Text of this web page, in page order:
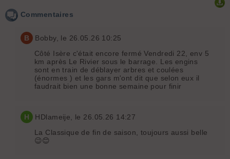
Commentaires
B Bobby, le 26.05.26 10:25
Côté Isère c'était encore fermé Vendredi 22, env 5
km après Le Rivier sous le barrage. Les engins
sont en train de déblayer arbres et coulées
(énormes ) et les gars m'ont dit que selon eux il
faudrait bien une bonne semaine pour finir
H HDlameije , le 26.05.26 14:27
La Classique de fin de saison, toujours aussi belle
😉😊